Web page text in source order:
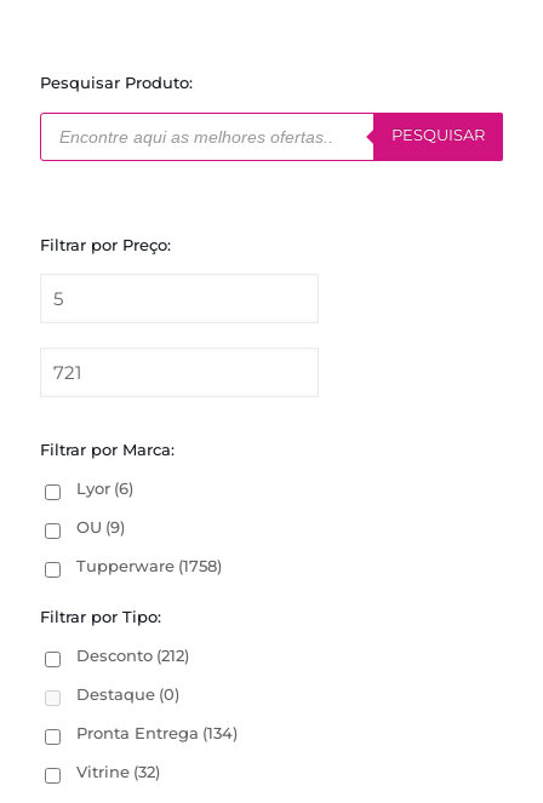
Pesquisar Produto:
Pesquisar
produtos
PESQUISAR
Filtrar por Preço:
Filtrar por Marca:
Lyor (6)
OU (9)
Tupperware (1758)
Filtrar por Tipo:
Desconto (212)
Destaque (0)
Pronta Entrega (134)
Vitrine (32)